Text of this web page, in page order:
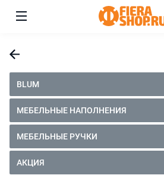
BLUM
МЕБЕЛЬНЫЕ НАПОЛНЕНИЯ
МЕБЕЛЬНЫЕ РУЧКИ
АКЦИЯ